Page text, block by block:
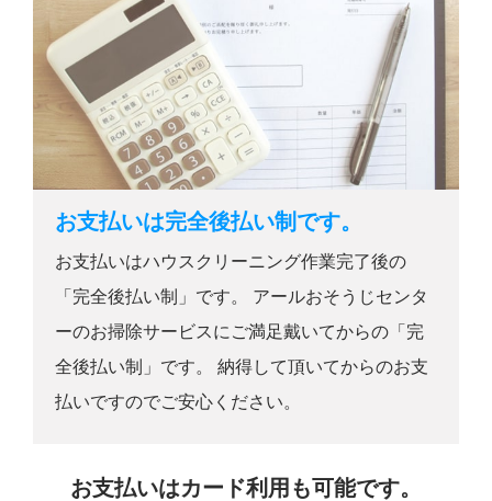
お支払いは完全後払い制です。
お支払いはハウスクリーニング作業完了後の
「完全後払い制」です。 アールおそうじセンタ
ーのお掃除サービスにご満足戴いてからの「完
全後払い制」です。 納得して頂いてからのお支
払いですのでご安心ください。
お支払いはカード利用も可能です。